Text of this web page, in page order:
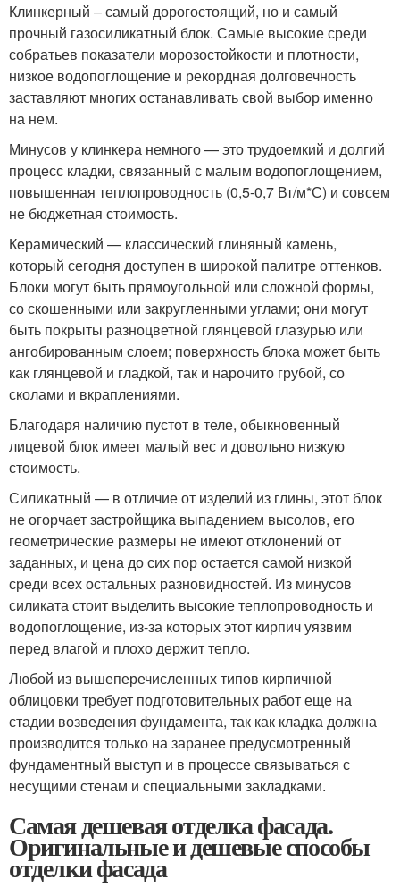
Клинкерный – самый дорогостоящий, но и самый
прочный газосиликатный блок. Самые высокие среди
собратьев показатели морозостойкости и плотности,
низкое водопоглощение и рекордная долговечность
заставляют многих останавливать свой выбор именно
на нем.
Минусов у клинкера немного — это трудоемкий и долгий
процесс кладки, связанный с малым водопоглощением,
повышенная теплопроводность (0,5-0,7 Вт/м*С) и совсем
не бюджетная стоимость.
Керамический — классический глиняный камень,
который сегодня доступен в широкой палитре оттенков.
Блоки могут быть прямоугольной или сложной формы,
со скошенными или закругленными углами; они могут
быть покрыты разноцветной глянцевой глазурью или
ангобированным слоем; поверхность блока может быть
как глянцевой и гладкой, так и нарочито грубой, со
сколами и вкраплениями.
Благодаря наличию пустот в теле, обыкновенный
лицевой блок имеет малый вес и довольно низкую
стоимость.
Силикатный — в отличие от изделий из глины, этот блок
не огорчает застройщика выпадением высолов, его
геометрические размеры не имеют отклонений от
заданных, и цена до сих пор остается самой низкой
среди всех остальных разновидностей. Из минусов
силиката стоит выделить высокие теплопроводность и
водопоглощение, из-за которых этот кирпич уязвим
перед влагой и плохо держит тепло.
Любой из вышеперечисленных типов кирпичной
облицовки требует подготовительных работ еще на
стадии возведения фундамента, так как кладка должна
производится только на заранее предусмотренный
фундаментный выступ и в процессе связываться с
несущими стенам и специальными закладками.
Самая дешевая отделка фасада.
Оригинальные и дешевые способы
отделки фасада